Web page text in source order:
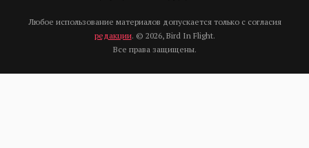
Любое использование материалов допускается только с согласия
редакции. © 2026, Bird In Flight.
Все права защищены.